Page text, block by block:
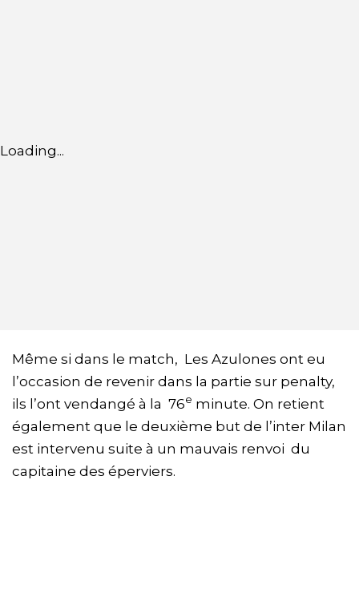
Loading...
Même si dans le match, Les Azulones ont eu
l’occasion de revenir dans la partie sur penalty,
ils l’ont vendangé à la 76e minute. On retient
également que le deuxième but de l’inter Milan
est intervenu suite à un mauvais renvoi du
capitaine des éperviers.